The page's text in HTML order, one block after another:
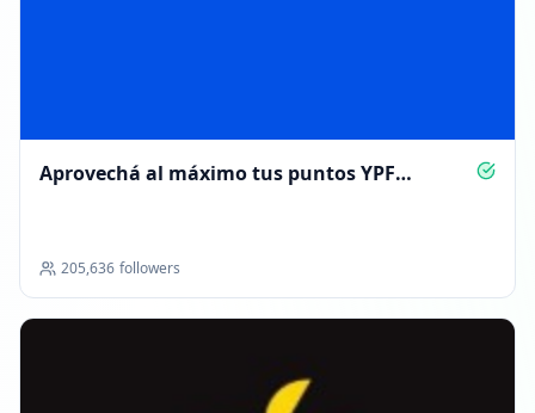
Aprovechá al máximo tus puntos YPF
205,636 followers